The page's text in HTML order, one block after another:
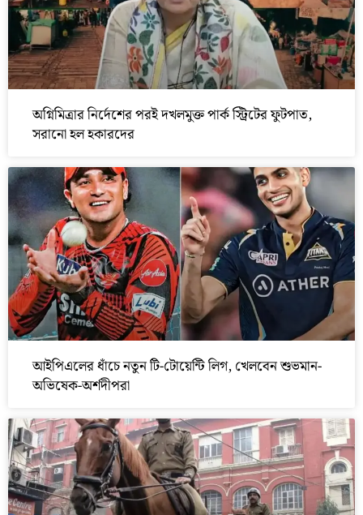
অগ্নিমিত্রার নির্দেশের পরই দখলমুক্ত পার্ক স্ট্রিটের ফুটপাত,
সরানো হল হকারদের
আইপিএলের ধাঁচে নতুন টি-টোয়েন্টি লিগ, খেলবেন শুভমান-
অভিষেক-অর্শদীপরা